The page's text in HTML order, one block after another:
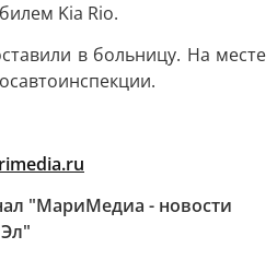
Kia Rio.
в больницу. На месте
"МариМедиа - новости